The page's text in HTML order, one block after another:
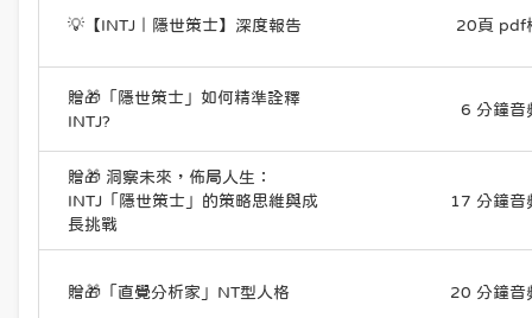
💡【INTJ｜隱世策士】深度報告 20頁 pdf
贈🎁「隱世策士」如何精準詮釋
INTJ?
6 分鐘音
贈🎁 洞察未來，佈局人生：
INTJ「隱世策士」的策略思維與成
長挑戰
17 分鐘音
贈🎁「直覺分析家」NT型人格 20 分鐘音